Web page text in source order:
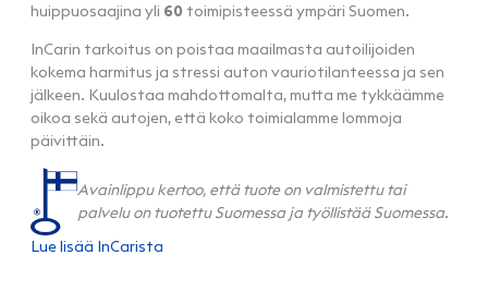
huippuosaajina yli 60 toimipisteessä ympäri Suomen.
InCarin tarkoitus on poistaa maailmasta autoilijoiden
kokema harmitus ja stressi auton vauriotilanteessa ja sen
jälkeen. Kuulostaa mahdottomalta, mutta me tykkäämme
oikoa sekä autojen, että koko toimialamme lommoja
päivittäin.
Avainlippu kertoo, että tuote on valmistettu tai
palvelu on tuotettu Suomessa ja työllistää Suomessa.
Lue lisää InCarista